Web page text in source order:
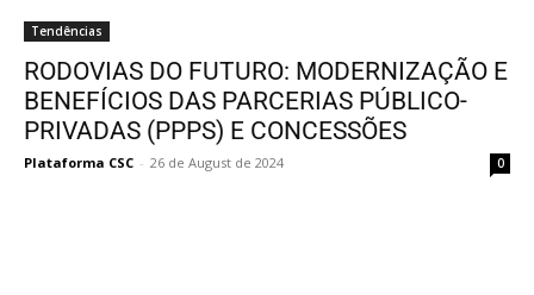
Tendências
RODOVIAS DO FUTURO: MODERNIZAÇÃO E
BENEFÍCIOS DAS PARCERIAS PÚBLICO-
PRIVADAS (PPPS) E CONCESSÕES
Plataforma CSC - 26 de August de 2024 0